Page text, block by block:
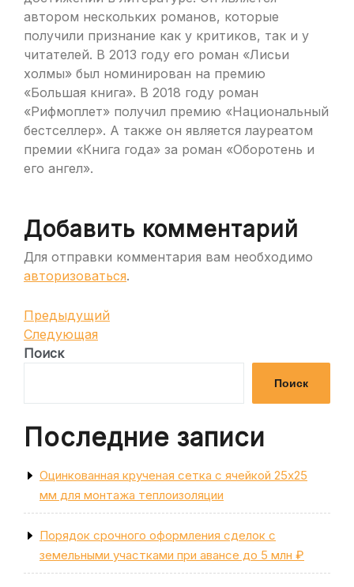
автором нескольких романов, которые
получили признание как у критиков, так и у
читателей. В 2013 году его роман «Лисьи
холмы» был номинирован на премию
«Большая книга». В 2018 году роман
«Рифмоплет» получил премию «Национальный
бестселлер». А также он является лауреатом
премии «Книга года» за роман «Оборотень и
его ангел».
Добавить комментарий
Для отправки комментария вам необходимо
авторизоваться.
Навигация
по
записям
Предыдущая
запись
Предыдущий
Следующая
запись
Следующая
Поиск
Поиск
Последние записи
Оцинкованная крученая сетка с ячейкой 25х25
мм для монтажа теплоизоляции
Порядок срочного оформления сделок с
земельными участками при авансе до 5 млн ₽